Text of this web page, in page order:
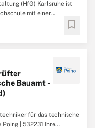
(HfG) Karlsruhe ist
mit einer
gestalterischen und
circa 360
bookmark
Bauamt -
für das technische
Poing | 532231 Ihre